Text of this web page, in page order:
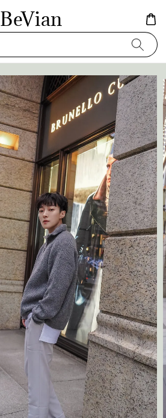
BeVian